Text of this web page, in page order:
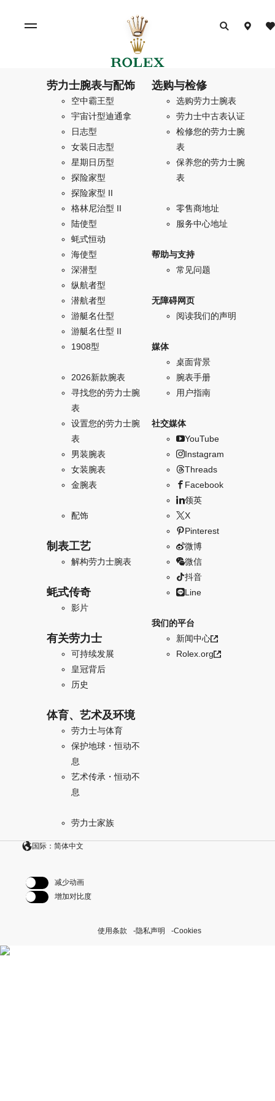
劳力士腕表与配饰
空中霸王型
宇宙计型迪通拿
日志型
女装日志型
星期日历型
探险家型
探险家型 II
格林尼治型 II
陆使型
蚝式恒动
海使型
深潜型
纵航者型
潜航者型
游艇名仕型
游艇名仕型 II
1908型
2026新款腕表
寻找您的劳力士腕
表
设置您的劳力士腕
表
男装腕表
女装腕表
金腕表
配饰
制表工艺
解构劳力士腕表
蚝式传奇
影片
有关劳力士
可持续发展
皇冠背后
历史
体育、艺术及环境
劳力士与体育
保护地球・恒动不
息
艺术传承・恒动不
息
劳力士家族
选购与检修
选购劳力士腕表
劳力士中古表认证
检修您的劳力士腕
表
保养您的劳力士腕
表
零售商地址
服务中心地址
帮助与支持
常见问题
无障碍网页
阅读我们的声明
媒体
桌面背景
腕表手册
用户指南
社交媒体
YouTube
Instagram
Threads
Facebook
领英
X
Pinterest
微博
微信
抖音
Line
我们的平台
新闻中心
Rolex.org
国际：简体中文
减少动画
增加对比度
使用条款 隐私声明 Cookies